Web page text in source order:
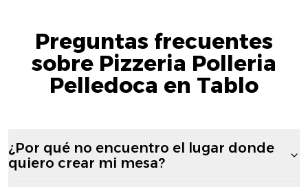
Preguntas frecuentes
sobre Pizzeria Polleria
Pelledoca en Tablo
¿Por qué no encuentro el lugar donde
quiero crear mi mesa?